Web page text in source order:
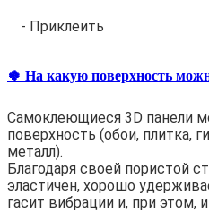
- Приклеить
🍀 На какую поверхность
Самоклеющиеся 3D панели
поверхность (обои, плитка,
металл).
Благодаря своей пористой
эластичен, хорошо
гасит вибрации и, при